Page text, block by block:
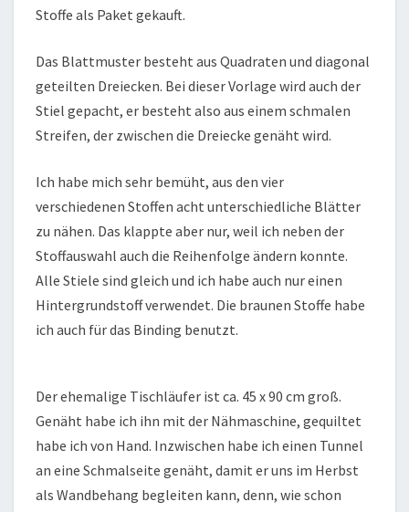
Stoffe als Paket gekauft.
Das Blattmuster besteht aus Quadraten und diagonal
geteilten Dreiecken. Bei dieser Vorlage wird auch der
Stiel gepacht, er besteht also aus einem schmalen
Streifen, der zwischen die Dreiecke genäht wird.
Ich habe mich sehr bemüht, aus den vier
verschiedenen Stoffen acht unterschiedliche Blätter
zu nähen. Das klappte aber nur, weil ich neben der
Stoffauswahl auch die Reihenfolge ändern konnte.
Alle Stiele sind gleich und ich habe auch nur einen
Hintergrundstoff verwendet. Die braunen Stoffe habe
ich auch für das Binding benutzt.
Der ehemalige Tischläufer ist ca. 45 x 90 cm groß.
Genäht habe ich ihn mit der Nähmaschine, gequiltet
habe ich von Hand. Inzwischen habe ich einen Tunnel
an eine Schmalseite genäht, damit er uns im Herbst
als Wandbehang begleiten kann, denn, wie schon